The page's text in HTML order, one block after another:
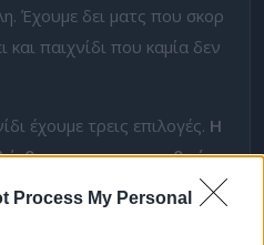
Process My Personal
Έχουμε δει ματς που σκορ
παιχνίδι που καμία δεν
έχουμε τρεις επιλογές. Η
και να σημειωθούν
Αυτό πληρώνει στο 1.90.
και έδρας έχουν